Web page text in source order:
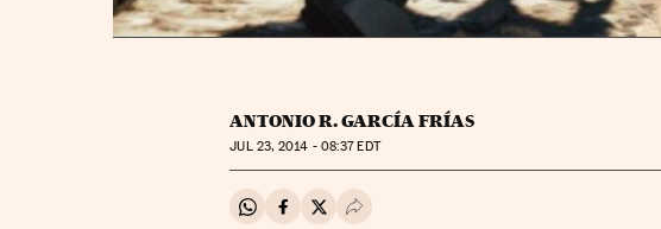
ANTONIO R. GARCÍA FRÍAS
JUL23, 2014 - 08:37EDT
Compartir en Whatsapp
Compartir en Facebook
Compartir en Twitter
Desplegar Redes Sociales